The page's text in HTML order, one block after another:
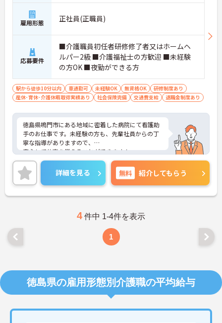
雇用形態 正社員(正職員)
応募要件
■介護職員初任者研修修了者又はホームヘ
ルパー2級 ■介護福祉士の方歓迎 ■未経験
の方OK ■夜勤ができる方
駅から徒歩10分以内 車通勤可 未経験OK 無資格OK
研修制度あり
産休･育休･介護休暇取得実績あり
社会保険完備 交通費支給 退職金制度あり
徳島県鳴門市にある地域に密着した病院にて看護助
手のお仕事です。未経験の方も、先輩社員からの丁
寧な指導がありますので、
安心して仕事を覚えることができます！
ご興味ある方には、面接対策ポイントなど、さらに
詳細をお話しいたしますのでお気軽にご相談くださ
い。
詳細を見る 無料 紹介してもらう
4 件中 1-4件を表示
1
徳島県の雇用形態別介護職の平均給与